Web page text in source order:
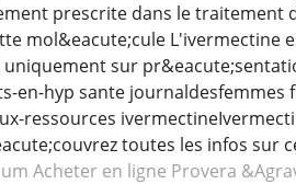
prescrite dans le traitement
mol&eacute;cule L'ivermectine
sur
en-hyp sante
ressources
toutes les infos sur
Acheter en ligne Provera